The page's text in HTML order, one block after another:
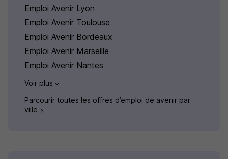
Emploi Avenir Lyon
Emploi Avenir Toulouse
Emploi Avenir Bordeaux
Emploi Avenir Marseille
Emploi Avenir Nantes
Voir plus
Parcourir toutes les offres d’emploi de avenir par
ville